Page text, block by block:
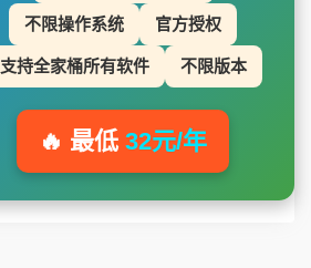
不限操作系统 官方授权
支持全家桶所有软件 不限版本
🔥 最低 32元/年